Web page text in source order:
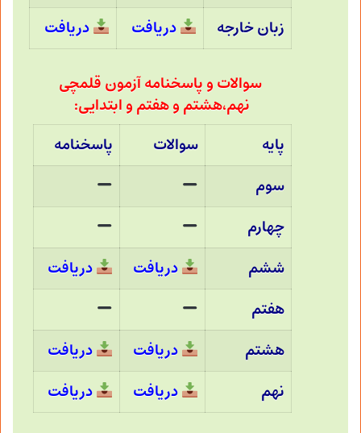
زبان خارجه دریافت دریافت
سوالات و پاسخنامه آزمون قلمچی
نهم،هشتم و هفتم و ابتدایی:
پایه
سوالات
پاسخنامه
سوم
چهارم
ششم
دریافت
دریافت
هفتم
هشتم
دریافت
دریافت
نهم
دریافت دریافت